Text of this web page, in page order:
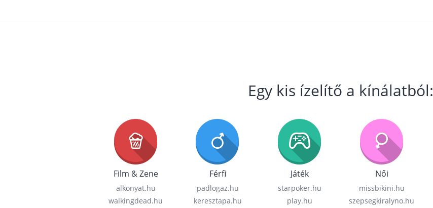
Egy kis ízelítő a kínálatból:
Film & Zene
alkonyat.hu
walkingdead.hu
Férfi
padlogaz.hu
keresztapa.hu
Játék
starpoker.hu
play.hu
Női
missbikini.hu
szepsegkiralyno.hu